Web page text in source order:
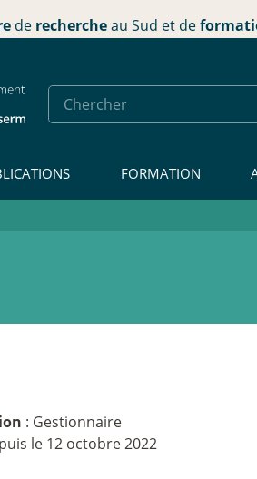
de rechercheau Sud et de
FORMATION
: Gestionnaire
le 12 octobre 2022